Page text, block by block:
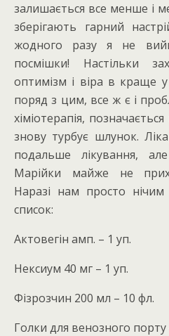
залишається все менше і
зберігають гарний
жодного разу я не
посмішки! Настільки
оптимізм і віра в краще
поряд з цим, все ж є і
хіміотерапія,
знову турбує шлунок.
подальше лікування,
Марійки майже не
Наразі нам просто
список:
Актовегін амп. – 1 уп.
Нексиум 40 мг – 1 уп.
Фізрозчин 200 мл – 10 фл.
Голки для венозного